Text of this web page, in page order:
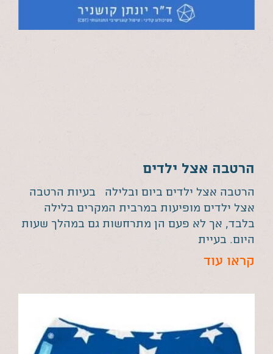
הרטבה אצל ילדים
הרטבה אצל ילדים ביום ובלילה בעיות הרטבה
אצל ילדים מופיעות במרבית המקרים בלילה
בלבד, אך לא פעם הן מתרחשות גם במהלך שעות
היום. בעיית
קראו עוד